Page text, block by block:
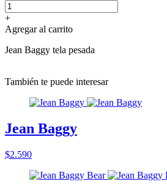
+
Agregar al carrito
Jean Baggy tela pesada
También te puede interesar
Jean Baggy
$2.590